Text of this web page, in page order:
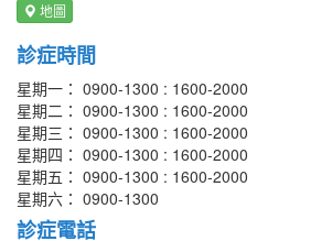
地圖
診症時間
星期一： 0900-1300 : 1600-2000
星期二： 0900-1300 : 1600-2000
星期三： 0900-1300 : 1600-2000
星期四： 0900-1300 : 1600-2000
星期五： 0900-1300 : 1600-2000
星期六： 0900-1300
診症電話